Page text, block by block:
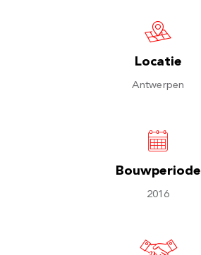
Locatie
Antwerpen
Bouwperiode
2016